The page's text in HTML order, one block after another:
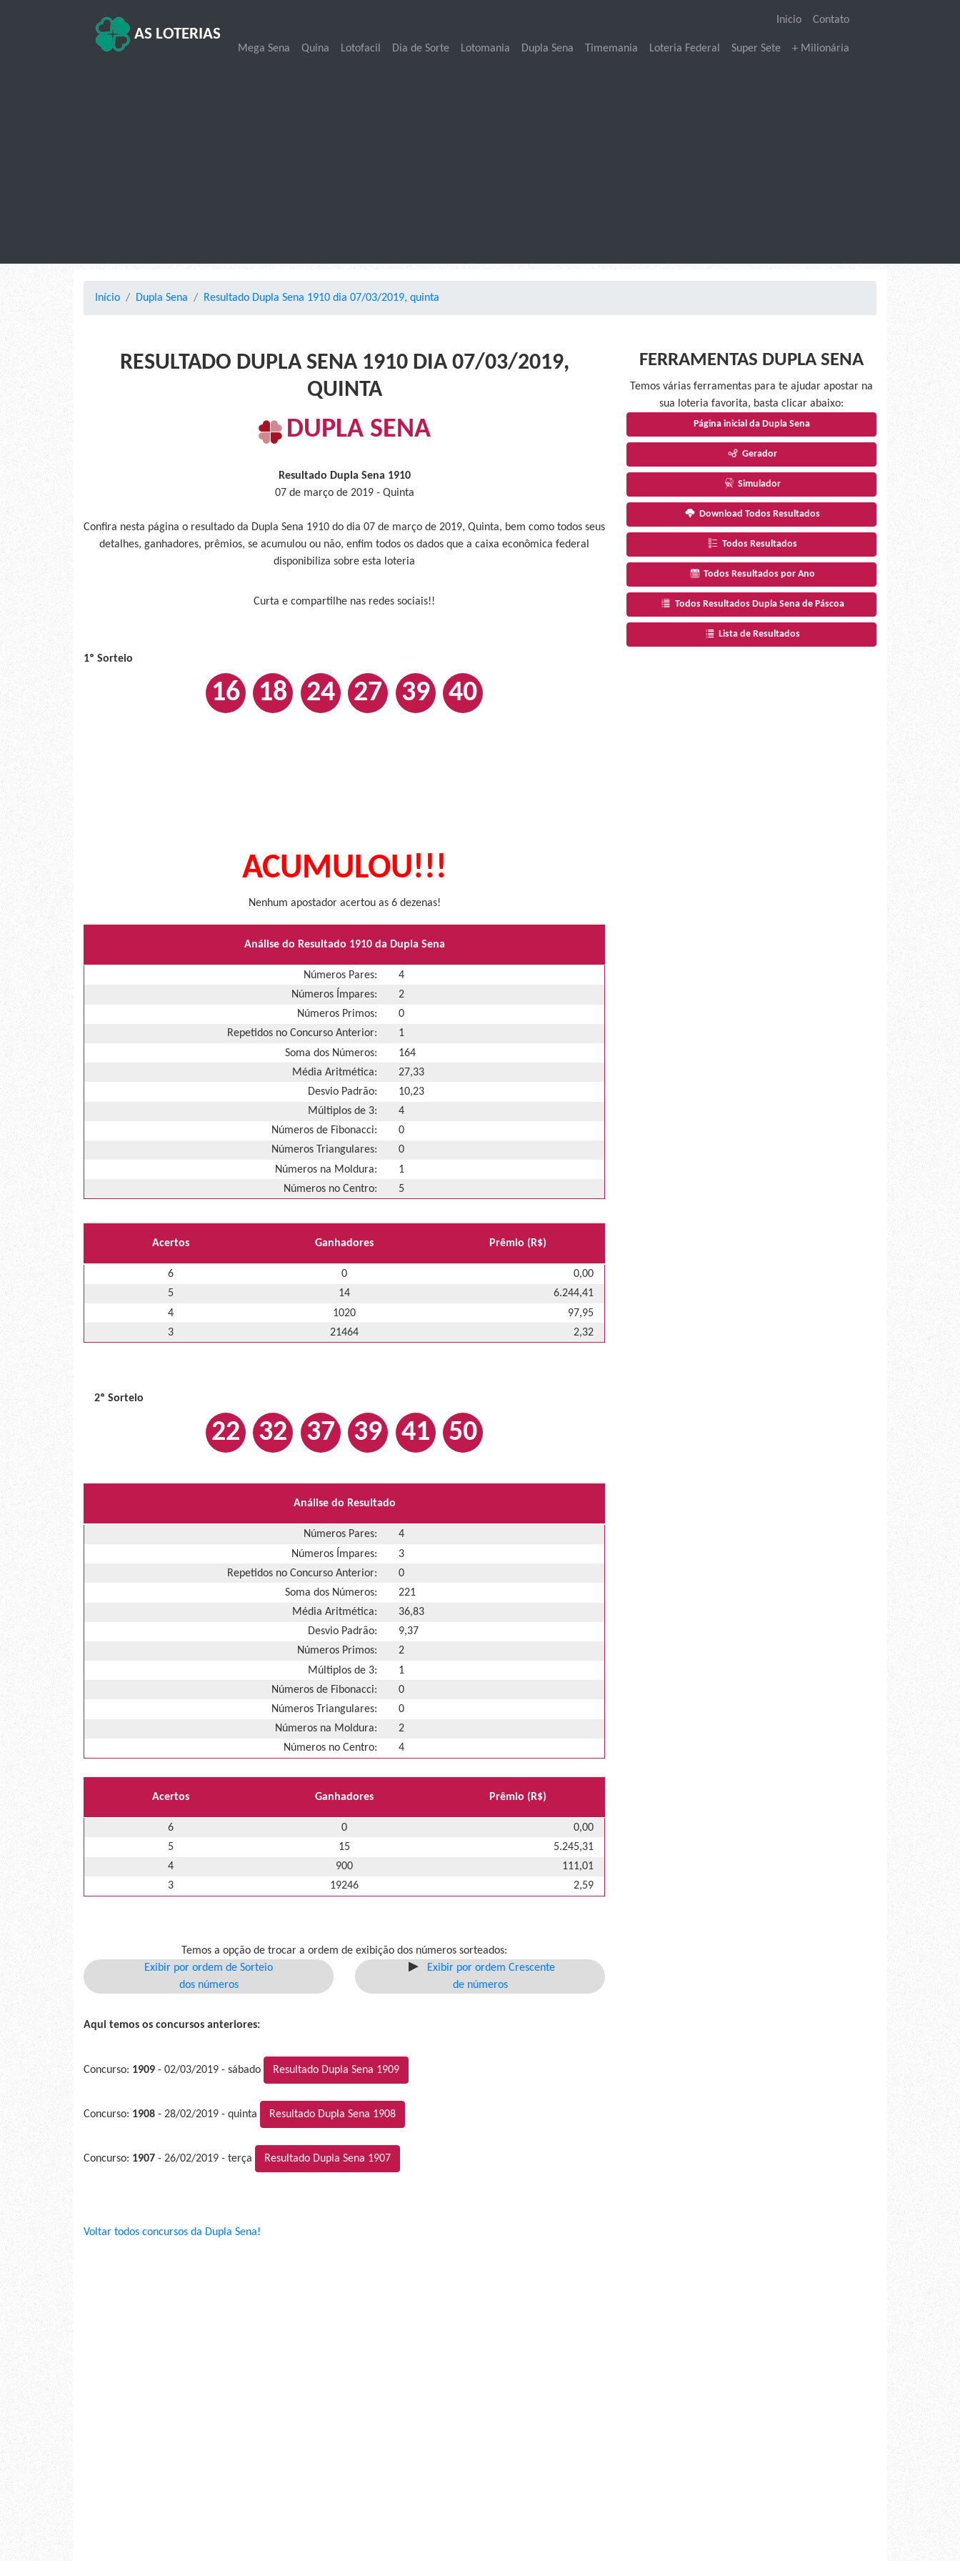
AS LOTERIAS
Inicio Contato
Mega Sena Quina Lotofacil Dia de Sorte Lotomania Dupla Sena Timemania Loteria Federal Super Sete + Milionária
Início Dupla Sena Resultado Dupla Sena 1910 dia 07/03/2019, quinta
RESULTADO DUPLA SENA 1910 DIA 07/03/2019,
QUINTA
DUPLA SENA
Resultado Dupla Sena 1910
07 de março de 2019 - Quinta
Confira nesta página o resultado da Dupla Sena 1910 do dia 07 de março de 2019, Quinta, bem como todos seus
detalhes, ganhadores, prêmios, se acumulou ou não, enfim todos os dados que a caixa econômica federal
disponibiliza sobre esta loteria
Curta e compartilhe nas redes sociais!!
1º Sorteio
16 18 24 27 39 40
ACUMULOU!!!
Nenhum apostador acertou as 6 dezenas!
Análise do Resultado 1910 da Dupla Sena
Números Pares:
4
Números Ímpares:
2
Números Primos:
0
Repetidos no Concurso Anterior:
1
Soma dos Números:
164
Média Aritmética:
27,33
Desvio Padrão:
10,23
Múltiplos de 3:
4
Números de Fibonacci:
0
Números Triangulares:
0
Números na Moldura:
1
Números no Centro:
5
Acertos Ganhadores Prêmio (R$)
6 0
0,00
5
14
6.244,41
4
1020
97,95
3
21464 2,32
2º Sorteio
22 32 37 39 41 50
Análise do Resultado
Números Pares:
4
Números Ímpares:
3
Repetidos no Concurso Anterior:
0
Soma dos Números:
221
Média Aritmética:
36,83
Desvio Padrão:
9,37
Números Primos:
2
Múltiplos de 3:
1
Números de Fibonacci:
0
Números Triangulares:
0
Números na Moldura:
2
Números no Centro:
4
Acertos Ganhadores Prêmio (R$)
6 0
0,00
5
15
5.245,31
4
900
111,01
3
19246 2,59
Temos a opção de trocar a ordem de exibição dos números sorteados:
Exibir por ordem de Sorteio
dos números
Exibir por ordem Crescente
de números
Aqui temos os concursos anteriores:
Concurso: 1909 - 02/03/2019 - sábado Resultado Dupla Sena 1909
Concurso: 1908 - 28/02/2019 - quinta Resultado Dupla Sena 1908
Concurso: 1907 - 26/02/2019 - terça Resultado Dupla Sena 1907
Voltar todos concursos da Dupla Sena!
FERRAMENTAS DUPLA SENA
Temos várias ferramentas para te ajudar apostar na
sua loteria favorita, basta clicar abaixo:
Página inicial da Dupla Sena
Gerador
Simulador
Download Todos Resultados
Todos Resultados
Todos Resultados por Ano
Todos Resultados Dupla Sena de Páscoa
Lista de Resultados